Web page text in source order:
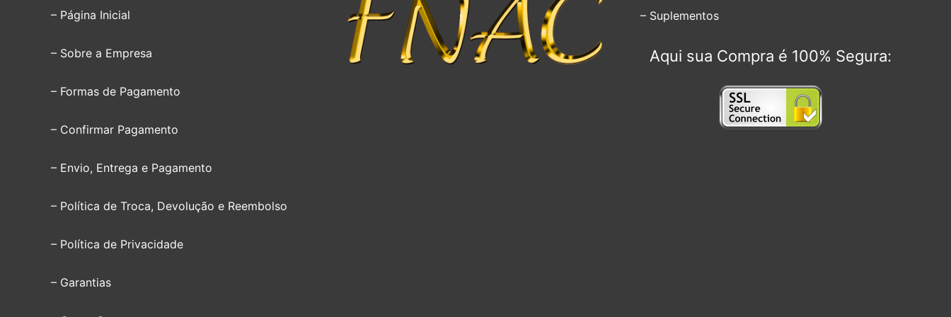
– Página Inicial
– Sobre a Empresa
– Formas de Pagamento
– Confirmar Pagamento
– Envio, Entrega e Pagamento
– Política de Troca, Devolução e Reembolso
– Política de Privacidade
– Garantias
– Suplementos
Aqui sua Compra é 100% Segura: